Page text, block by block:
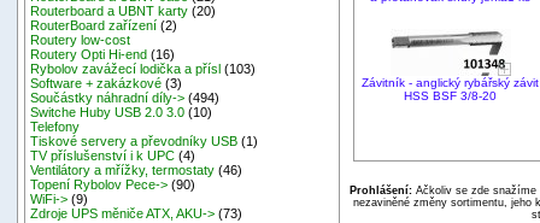
Routerboard a UBNT karty (20)
RouterBoard zařízení (2)
Routery low-cost
Routery Opti Hi-end (16)
Rybolov zavážecí lodička a přísl (103)
Software + zakázkové (3)
Součástky náhradní díly-> (494)
Switche Huby USB 2.0 3.0 (10)
Telefony
Tiskové servery a převodníky USB (1)
TV příslušenství i k UPC (4)
Ventilátory a mřížky, termostaty (46)
Topení Rybolov Pece-> (90)
WiFi-> (9)
Zdroje UPS měniče ATX, AKU-> (73)
Závitník - anglický rybářský závit
HSS BSF 3/8-20
Prohlášení:Ačkoliv se zde snažíme
nezaviněné změny sortimentu, jeho